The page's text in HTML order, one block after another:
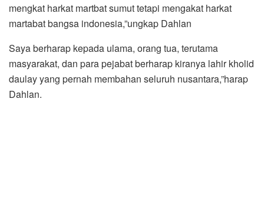
mengkat harkat martbat sumut tetapi mengakat harkat
martabat bangsa indonesia,”ungkap Dahlan
Saya berharap kepada ulama, orang tua, terutama
masyarakat, dan para pejabat berharap kiranya lahir kholid
daulay yang pernah membahan seluruh nusantara,”harap
Dahlan.